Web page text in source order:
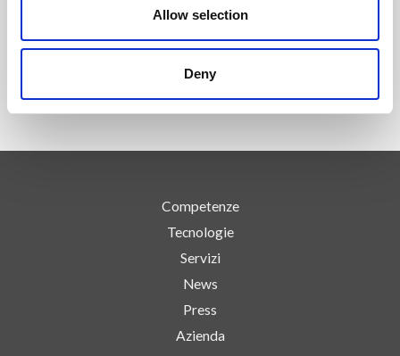
Allow selection
Deny
SEGUICI SU
Competenze
Tecnologie
Servizi
News
Press
Azienda